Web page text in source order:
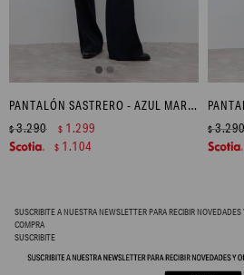
PANTALÓN SASTRERO - AZUL MARINO
$3.290 $ 1.299
$ 1.104
$
SUSCRIBITE A NUESTRA NEWSLETTER PARA RECIBIR
COMPRA
SUSCRIBITE